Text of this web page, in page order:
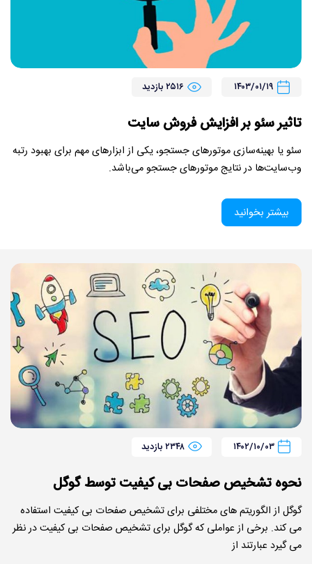
۱۴۰۳/۰۱/۱۹ ۲۵۱۶ بازدید
تاثیر سئو بر افزایش فروش سایت
سئو یا بهینه‌سازی موتورهای جستجو، یکی از ابزارهای مهم برای بهبود رتبه
وب‌سایت‌ها در نتایج موتورهای جستجو می‌باشد.
بیشتر بخوانید
۱۴۰۲/۱۰/۰۳ ۲۳۴۸ بازدید
نحوه تشخیص صفحات بی کیفیت توسط گوگل
گوگل از الگوریتم های مختلفی برای تشخیص صفحات بی کیفیت استفاده
می کند. برخی از عواملی که گوگل برای تشخیص صفحات بی کیفیت در نظر
می گیرد عبارتند از